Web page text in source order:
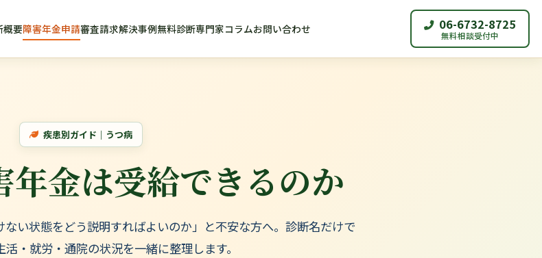
概要障害年金申請審査請求解決事例無料診断専門家コラムお問い合わせ 06-6732-8725
無料相談受付中
疾患別ガイド｜うつ病
年金は受給できるのか
ない状態をどう説明すればよいのか」と不安な方へ。診断名だけで
活・就労・通院の状況を一緒に整理します。